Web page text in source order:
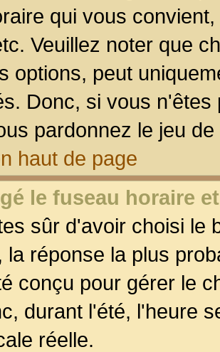
qui vous
Veuillez noter que
options, peut
Donc, si vous
pardonnez le jeu
haut de page
le fuseau horaire
sûr d'avoir choisi le
la réponse la plus
conçu pour gérer le
durant l'été, l'heure
réelle.